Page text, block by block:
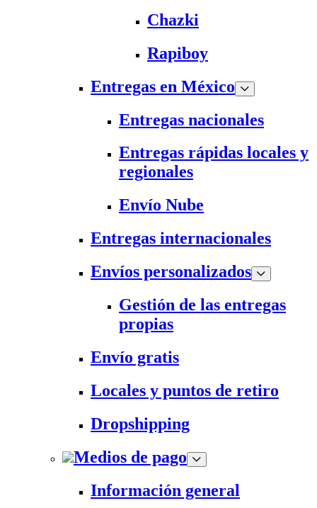
Chazki
Rapiboy
Entregas en México
Entregas nacionales
Entregas rápidas locales y
regionales
Envío Nube
Entregas internacionales
Envíos personalizados
Gestión de las entregas
propias
Envío gratis
Locales y puntos de retiro
Dropshipping
Medios de pago
Información general